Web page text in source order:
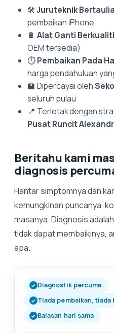
🛠️Juruteknik
pembaikan iPhone
🔋 Alat Ganti
OEM tersedia)
⏱️Pembaikan Pada
harga pendahuluan
🏫 Dipercayai oleh
seluruh pulau
📍 Terletak dengan
Pusat Runcit
Beritahu kami
diagnosis
Hantar simptomnya dan
kemungkinan puncanya,
masanya. Diagnosis
tidak dapat membaikinya,
apa.
Diagnostik percuma
Tiada pembaikan, tiada
Balasan hari sama